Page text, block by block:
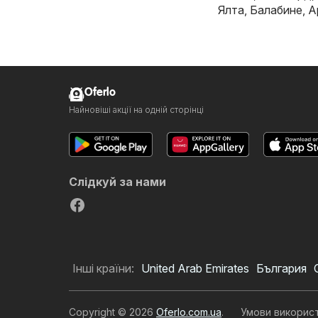
Ялта, Балабине,
Oferlo
Найновіші акції на одній сторінці
Слідкуй за нами
Інші країни: United Arab Emirates България
Copyright © 2026 Oferlo.com.ua. Умови